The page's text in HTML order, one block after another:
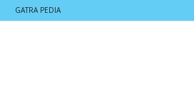
GATRA PEDIA